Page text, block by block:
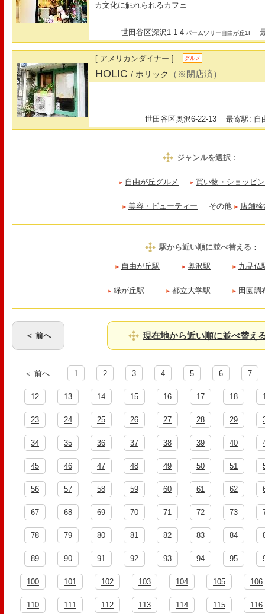
カ文化に触れられるカフェ
世田谷区深沢1-1-4 パームツリー自由が丘1F
[ アメリカンダイナー ] グルメ
HOLIC/ ホリック （※閉店済）
世田谷区奥沢6-22-13 最寄駅: 自
ジャンルを選択：
自由が丘グルメ 買い物・ショッピ
美容・ビューティー その他 店舗
駅から近い順に並べ替える ：
自由が丘駅 奥沢駅 九品仏
緑が丘駅 都立大学駅 田園調
＜ 前へ 現在地から近い順に並べ替え
＜ 前へ 1 2 3 4 5 6 7
12 13 14 15 16 17 18
23 24 25 26 27 28 29
34 35 36 37 38 39 40
45 46 47 48 49 50 51
56 57 58 59 60 61 62
67 68 69 70 71 72 73
78 79 80 81 82 83 84
89 90 91 92 93 94 95
100 101 102 103 104 105 106
110 111 112 113 114 115 116